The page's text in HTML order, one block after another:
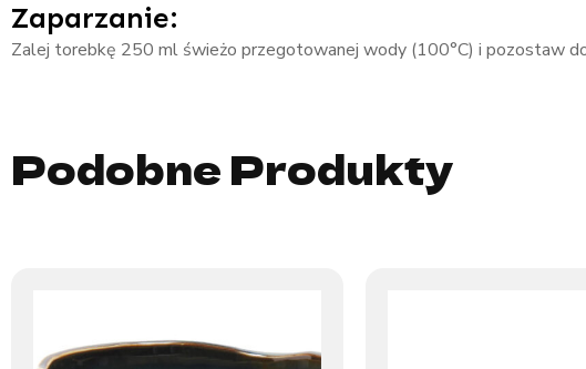
Zaparzanie:
Zalej torebkę 250 ml świeżo przegotowanej wody (100°C) i pozostaw
Podobne Produkty